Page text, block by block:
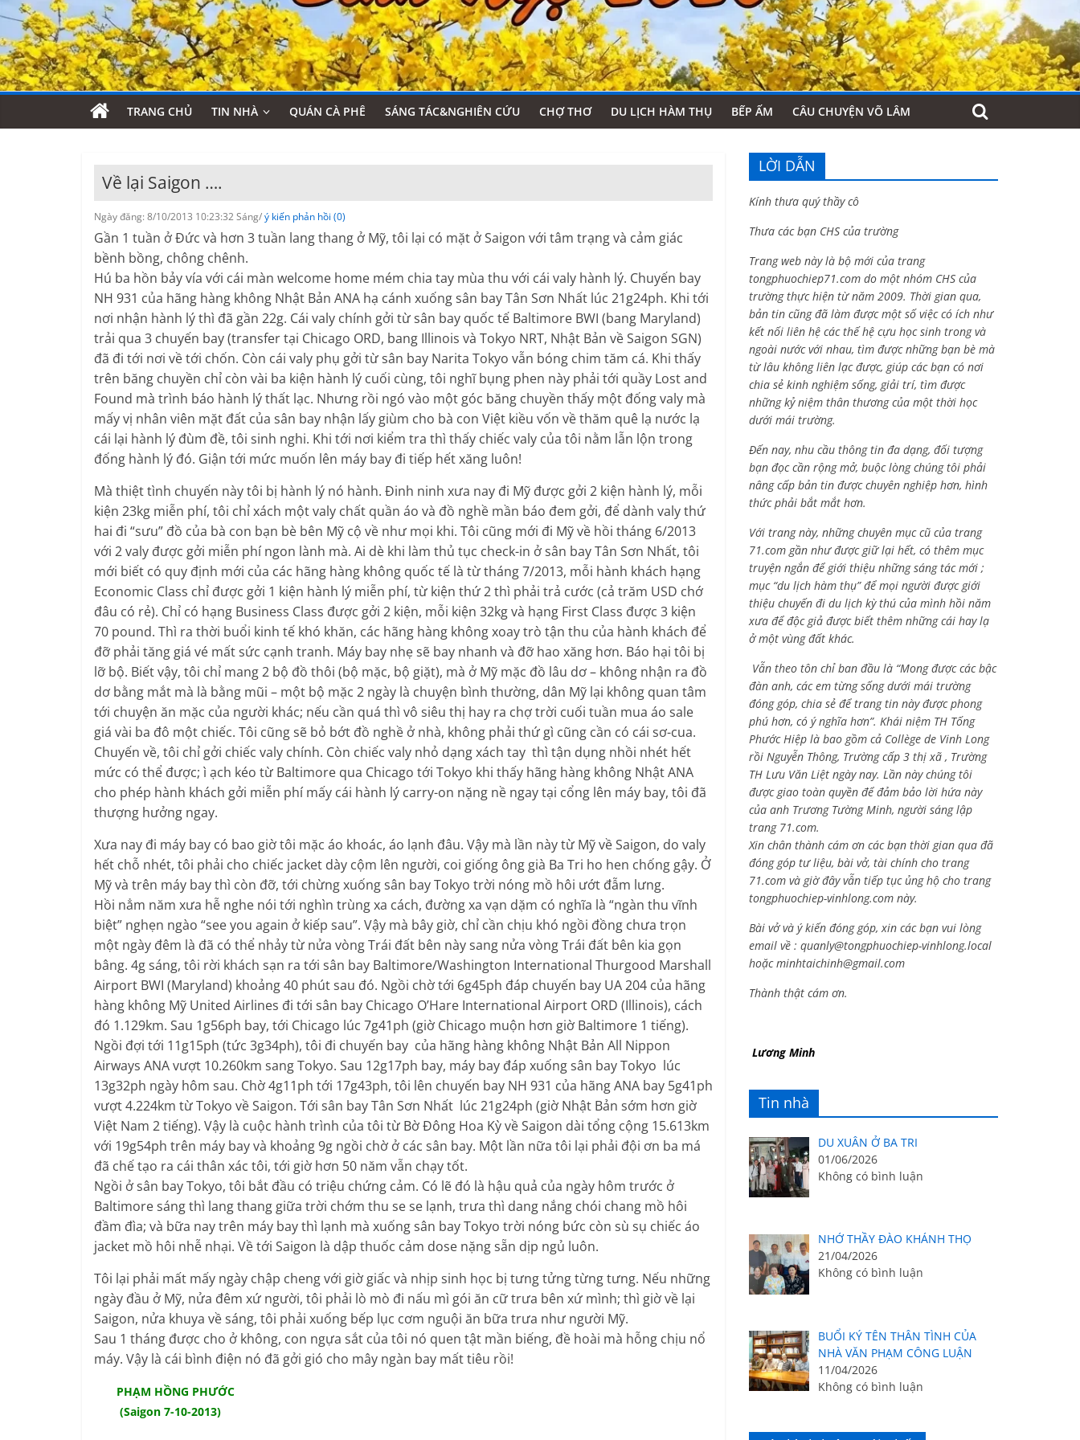
TRANG CHỦ TIN NHÀ QUÁN CÀ PHÊ SÁNG TÁC&NGHIÊN CỨU CHỢ THƠ DU LỊCH HÀM THỤ BẾP ẤM CÂU CHUYỆN VÕ LÂM
Về lại Saigon ….
Ngày đăng: 8/10/2013 10:23:32 Sáng/ý kiến phản hồi (0)
Gần 1 tuần ở Đức và hơn 3 tuần lang thang ở Mỹ, tôi lại có mặt ở Saigon với tâm trạng và cảm giác
bềnh bồng, chông chênh.
Hú ba hồn bảy vía với cái màn welcome home mém chia tay mùa thu với cái valy hành lý. Chuyến bay
NH 931 của hãng hàng không Nhật Bản ANA hạ cánh xuống sân bay Tân Sơn Nhất lúc 21g24ph. Khi tới
nơi nhận hành lý thì đã gần 22g. Cái valy chính gởi từ sân bay quốc tế Baltimore BWI (bang Maryland)
trải qua 3 chuyến bay (transfer tại Chicago ORD, bang Illinois và Tokyo NRT, Nhật Bản về Saigon SGN)
đã đi tới nơi về tới chốn. Còn cái valy phụ gởi từ sân bay Narita Tokyo vẫn bóng chim tăm cá. Khi thấy
trên băng chuyền chỉ còn vài ba kiện hành lý cuối cùng, tôi nghĩ bụng phen này phải tới quầy Lost and
Found mà trình báo hành lý thất lạc. Nhưng rồi ngó vào một góc băng chuyền thấy một đống valy mà
mấy vị nhân viên mặt đất của sân bay nhận lấy giùm cho bà con Việt kiều vốn về thăm quê lạ nước lạ
cái lại hành lý đùm đề, tôi sinh nghi. Khi tới nơi kiểm tra thì thấy chiếc valy của tôi nằm lẫn lộn trong
đống hành lý đó. Giận tới mức muốn lên máy bay đi tiếp hết xăng luôn!
Mà thiệt tình chuyến này tôi bị hành lý nó hành. Đinh ninh xưa nay đi Mỹ được gởi 2 kiện hành lý, mỗi
kiện 23kg miễn phí, tôi chỉ xách một valy chất quần áo và đồ nghề mần báo đem gởi, để dành valy thứ
hai đi “sưu” đồ của bà con bạn bè bên Mỹ cộ về như mọi khi. Tôi cũng mới đi Mỹ về hồi tháng 6/2013
với 2 valy được gởi miễn phí ngon lành mà. Ai dè khi làm thủ tục check-in ở sân bay Tân Sơn Nhất, tôi
mới biết có quy định mới của các hãng hàng không quốc tế là từ tháng 7/2013, mỗi hành khách hạng
Economic Class chỉ được gởi 1 kiện hành lý miễn phí, từ kiện thứ 2 thì phải trả cước (cả trăm USD chớ
đâu có rẻ). Chỉ có hạng Business Class được gởi 2 kiện, mỗi kiện 32kg và hạng First Class được 3 kiện
70 pound. Thì ra thời buổi kinh tế khó khăn, các hãng hàng không xoay trò tận thu của hành khách để
đỡ phải tăng giá vé mất sức cạnh tranh. Máy bay nhẹ sẽ bay nhanh và đỡ hao xăng hơn. Báo hại tôi bị
lỡ bộ. Biết vậy, tôi chỉ mang 2 bộ đồ thôi (bộ mặc, bộ giặt), mà ở Mỹ mặc đồ lâu dơ – không nhận ra đồ
dơ bằng mắt mà là bằng mũi – một bộ mặc 2 ngày là chuyện bình thường, dân Mỹ lại không quan tâm
tới chuyện ăn mặc của người khác; nếu cần quá thì vô siêu thị hay ra chợ trời cuối tuần mua áo sale
giá vài ba đô một chiếc. Tôi cũng sẽ bỏ bớt đồ nghề ở nhà, không phải thứ gì cũng cần có cái sơ-cua.
Chuyến về, tôi chỉ gởi chiếc valy chính. Còn chiếc valy nhỏ dạng xách tay thì tận dụng nhồi nhét hết
mức có thể được; ì ạch kéo từ Baltimore qua Chicago tới Tokyo khi thấy hãng hàng không Nhật ANA
cho phép hành khách gởi miễn phí mấy cái hành lý carry-on nặng nề ngay tại cổng lên máy bay, tôi đã
thượng hưởng ngay.
Xưa nay đi máy bay có bao giờ tôi mặc áo khoác, áo lạnh đâu. Vậy mà lần này từ Mỹ về Saigon, do valy
hết chỗ nhét, tôi phải cho chiếc jacket dày cộm lên người, coi giống ông già Ba Tri ho hen chống gậy. Ở
Mỹ và trên máy bay thì còn đỡ, tới chừng xuống sân bay Tokyo trời nóng mồ hôi ướt đẫm lưng.
Hồi nẳm năm xưa hễ nghe nói tới nghìn trùng xa cách, đường xa vạn dặm có nghĩa là “ngàn thu vĩnh
biệt” nghẹn ngào “see you again ở kiếp sau”. Vậy mà bây giờ, chỉ cần chịu khó ngồi đồng chưa trọn
một ngày đêm là đã có thể nhảy từ nửa vòng Trái đất bên này sang nửa vòng Trái đất bên kia gọn
bâng. 4g sáng, tôi rời khách sạn ra tới sân bay Baltimore/Washington International Thurgood Marshall
Airport BWI (Maryland) khoảng 40 phút sau đó. Ngồi chờ tới 6g45ph đáp chuyến bay UA 204 của hãng
hàng không Mỹ United Airlines đi tới sân bay Chicago O’Hare International Airport ORD (Illinois), cách
đó 1.129km. Sau 1g56ph bay, tới Chicago lúc 7g41ph (giờ Chicago muộn hơn giờ Baltimore 1 tiếng).
Ngồi đợi tới 11g15ph (tức 3g34ph), tôi đi chuyến bay của hãng hàng không Nhật Bản All Nippon
Airways ANA vượt 10.260km sang Tokyo. Sau 12g17ph bay, máy bay đáp xuống sân bay Tokyo lúc
13g32ph ngày hôm sau. Chờ 4g11ph tới 17g43ph, tôi lên chuyến bay NH 931 của hãng ANA bay 5g41ph
vượt 4.224km từ Tokyo về Saigon. Tới sân bay Tân Sơn Nhất lúc 21g24ph (giờ Nhật Bản sớm hơn giờ
Việt Nam 2 tiếng). Vậy là cuộc hành trình của tôi từ Bờ Đông Hoa Kỳ về Saigon dài tổng cộng 15.613km
với 19g54ph trên máy bay và khoảng 9g ngồi chờ ở các sân bay. Một lần nữa tôi lại phải đội ơn ba má
đã chế tạo ra cái thân xác tôi, tới giờ hơn 50 năm vẫn chạy tốt.
Ngồi ở sân bay Tokyo, tôi bắt đầu có triệu chứng cảm. Có lẽ đó là hậu quả của ngày hôm trước ở
Baltimore sáng thì lang thang giữa trời chớm thu se se lạnh, trưa thì dang nắng chói chang mồ hôi
đầm đìa; và bữa nay trên máy bay thì lạnh mà xuống sân bay Tokyo trời nóng bức còn sù sụ chiếc áo
jacket mồ hôi nhễ nhại. Về tới Saigon là dập thuốc cảm dose nặng sẵn dịp ngủ luôn.
Tôi lại phải mất mấy ngày chập cheng với giờ giấc và nhịp sinh học bị tưng tửng từng tưng. Nếu những
ngày đầu ở Mỹ, nửa đêm xứ người, tôi phải lò mò đi nấu mì gói ăn cữ trưa bên xứ mình; thì giờ về lại
Saigon, nửa khuya về sáng, tôi phải xuống bếp lục cơm nguội ăn bữa trưa như người Mỹ.
Sau 1 tháng được cho ở không, con ngựa sắt của tôi nó quen tật mần biếng, đề hoài mà hỗng chịu nổ
máy. Vậy là cái bình điện nó đã gởi gió cho mây ngàn bay mất tiêu rồi!
PHẠM HỒNG PHƯỚC
(Saigon 7-10-2013)
LỜI DẪN
Kính thưa quý thầy cô
Thưa các bạn CHS của trường
Trang web này là bộ mới của trang
tongphuochiep71.com do một nhóm CHS của
trường thực hiện từ năm 2009. Thời gian qua,
bản tin cũng đã làm được một số việc có ích như
kết nối liên hệ các thế hệ cựu học sinh trong và
ngoài nước với nhau, tìm được những bạn bè mà
từ lâu không liên lạc được, giúp các bạn có nơi
chia sẻ kinh nghiệm sống, giải trí, tìm được
những kỷ niệm thân thương của một thời học
dưới mái trường.
Đến nay, nhu cầu thông tin đa dạng, đối tượng
bạn đọc cần rộng mở, buộc lòng chúng tôi phải
nâng cấp bản tin được chuyên nghiệp hơn, hình
thức phải bắt mắt hơn.
Với trang này, những chuyên mục cũ của trang
71.com gần như được giữ lại hết, có thêm mục
truyện ngắn để giới thiệu những sáng tác mới ;
mục “du lịch hàm thụ” để mọi người được giới
thiệu chuyến đi du lịch kỳ thú của mình hồi năm
xưa để độc giả được biết thêm những cái hay lạ
ở một vùng đất khác.
Vẫn theo tôn chỉ ban đầu là “Mong được các bậc
đàn anh, các em từng sống dưới mái trường
đóng góp, chia sẻ để trang tin này được phong
phú hơn, có ý nghĩa hơn”. Khái niệm TH Tống
Phước Hiệp là bao gồm cả Collège de Vinh Long
rồi Nguyễn Thông, Trường cấp 3 thị xã , Trường
TH Lưu Văn Liệt ngày nay. Lần này chúng tôi
được giao toàn quyền để đảm bảo lời hứa này
của anh Trương Tường Minh, người sáng lập
trang 71.com.
Xin chân thành cám ơn các bạn thời gian qua đã
đóng góp tư liệu, bài vở, tài chính cho trang
71.com và giờ đây vẫn tiếp tục ủng hộ cho trang
tongphuochiep-vinhlong.com này.
Bài vở và ý kiến đóng góp, xin các bạn vui lòng
email về : quanly@tongphuochiep-vinhlong.local
hoặcminhtaichinh@gmail.com
Thành thật cám ơn.
Lương Minh
Tin nhà
DU XUÂN Ở BA TRI
01/06/2026
Không có bình luận
NHỚ THẦY ĐÀO KHÁNH THỌ
21/04/2026
Không có bình luận
BUỔI KÝ TÊN THÂN TÌNH CỦA
NHÀ VĂN PHẠM CÔNG LUẬN
11/04/2026
Không có bình luận